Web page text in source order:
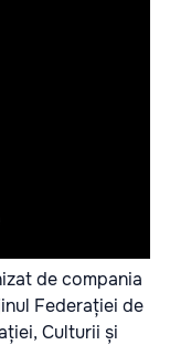
de compania
Federației de
Culturii și